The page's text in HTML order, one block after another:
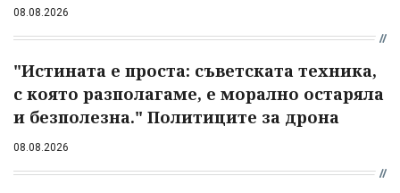
08.08.2026
"Истината е проста: съветската техника,
с която разполагаме, е морално остаряла
и безполезна." Политиците за дрона
08.08.2026